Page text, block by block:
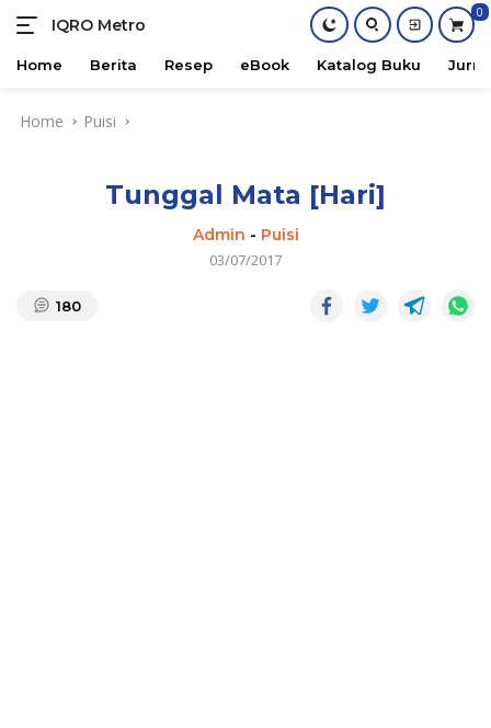
IQRO Metro
Lets
Bright
0
Home Berita Resep eBook Katalog Buku
Home Puisi
Tunggal Mata [Hari]
Admin - Puisi
03/07/2017
180